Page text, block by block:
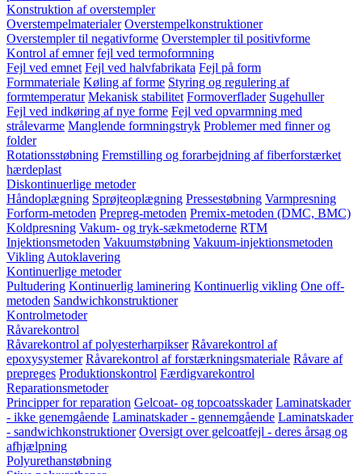
Konstruktion af overstempler
Overstempelmaterialer Overstempelkonstruktioner
Overstempler til negativforme Overstempler til positivforme
Kontrol af emner fejl ved termoformning
Fejl ved emnet Fejl ved halvfabrikata Fejl på form
Formmateriale Køling af forme Styring og regulering af
formtemperatur Mekanisk stabilitet Formoverflader Sugehuller
Fejl ved indkøring af nye forme Fejl ved opvarmning med
strålevarme Manglende formningstryk Problemer med finner og
folder
Rotationsstøbning Fremstilling og forarbejdning af fiberforstærket
hærdeplast
Diskontinuerlige metoder
Håndoplægning Sprøjteoplægning Pressestøbning Varmpresning
Forform-metoden Prepreg-metoden Premix-metoden (DMC, BMC)
Koldpresning Vakum- og tryk-sækmetoderne RTM
Injektionsmetoden Vakuumstøbning Vakuum-injektionsmetoden
Vikling Autoklavering
Kontinuerlige metoder
Pultudering Kontinuerlig laminering Kontinuerlig vikling One off-
metoden Sandwichkonstruktioner
Kontrolmetoder
Råvarekontrol
Råvarekontrol af polyesterharpikser Råvarekontrol af
epoxysystemer Råvarekontrol af forstærkningsmateriale Råvare af
prepreges Produktionskontrol Færdigvarekontrol
Reparationsmetoder
Principper for reparation Gelcoat- og topcoatsskader Laminatskader
- ikke genemgående Laminatskader - gennemgående Laminatskader
- sandwichkonstruktioner Oversigt over gelcoatfejl - deres årsag og
afhjælpning
Polyurethanstøbning